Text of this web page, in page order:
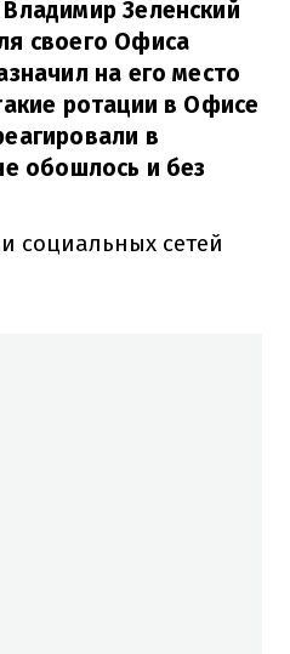
Зеленский
своего Офиса
на его место
ротации в Офисе
в
обошлось и без
социальных сетей